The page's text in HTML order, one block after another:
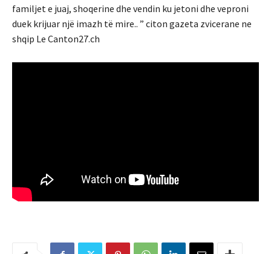
familjet e juaj, shoqerine dhe vendin ku jetoni dhe veproni
duek krijuar një imazh të mire.. ” citon gazeta zvicerane ne
shqip Le Canton27.ch